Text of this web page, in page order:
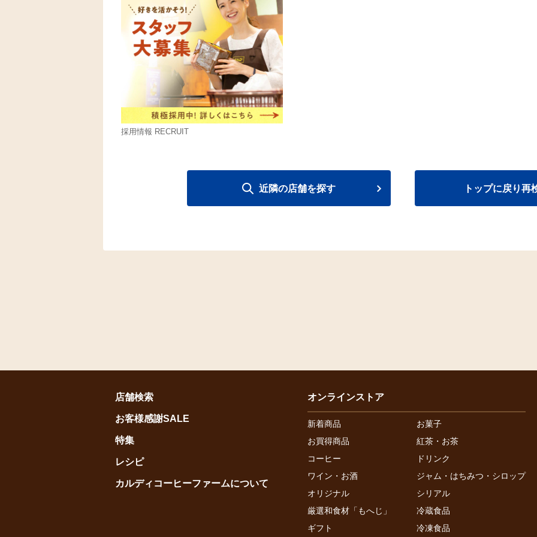
採用情報 RECRUIT
トップに戻り再
近隣の店舗を探す
店舗検索
お客様感謝SALE
特集
レシピ
カルディコーヒーファームについて
オンラインストア
新着商品
お菓子
お買得商品
紅茶・お茶
コーヒー
ドリンク
ワイン・お酒
ジャム・はちみつ・シロップ
オリジナル
シリアル
厳選和食材「もへじ」
冷蔵食品
ギフト
冷凍食品